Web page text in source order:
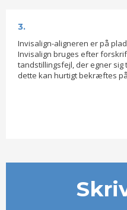
3.
Invisalign-aligneren er på
Invisalign bruges efter
tandstillingsfejl, der egner sig
dette kan hurtigt bekræftes